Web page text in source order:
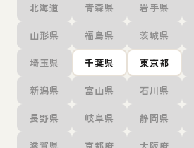
北海道 青森県 岩手県
山形県 福島県 茨城県
埼玉県 千葉県 東京都
新潟県 富山県 石川県
長野県 岐阜県 静岡県